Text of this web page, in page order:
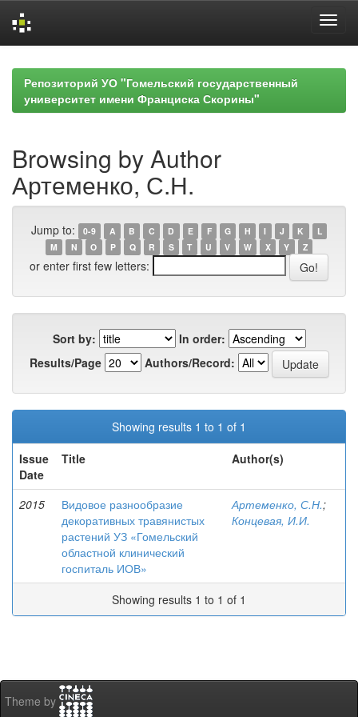
navigationРепозиторий УО "Гомельский государственный
университет имени Франциска Скорины"
Browsing by Author
Артеменко, С.Н.
Jump to: 0-9 A B C D E F G H I J K
L
M
N O P Q R S T U V W X Y Z
or enter first few letters:
Sort by:
In order:
Results/Page
Authors/Record:
Showing results 1 to 1 of 1
Issue
Date
Title Author(s)
2015
Видовое разнообразие
декоративных травянистых
растений УЗ «Гомельский
областной клинический
госпиталь ИОВ»
Артеменко, С.Н.;
Концевая, И.И.
Showing results 1 to 1 of 1
Theme by